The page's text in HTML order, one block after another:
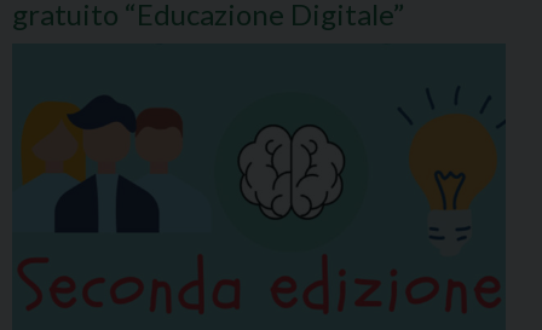
gratuito “Educazione Digitale”